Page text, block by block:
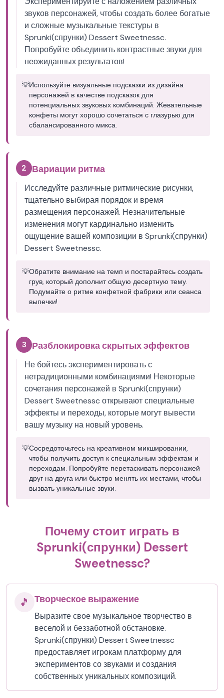
звуков персонажей, чтобы создать более богатые
и сложные музыкальные текстуры в
Sprunki(спрунки) Dessert Sweetnessc.
Попробуйте объединить контрастные звуки для
неожиданных результатов!
💡Используйте визуальные подсказки из дизайна
персонажей в качестве подсказок для
потенциальных звуковых комбинаций. Жевательные
конфеты могут хорошо сочетаться с глазурью для
сбалансированного микса.
2 Вариации ритма
Исследуйте различные ритмические рисунки,
тщательно выбирая порядок и время
размещения персонажей. Незначительные
изменения могут кардинально изменить
ощущение вашей композиции в Sprunki(спрунки)
Dessert Sweetnessc.
💡Обратите внимание на темп и постарайтесь создать
грув, который дополнит общую десертную тему.
Подумайте о ритме конфетной фабрики или сеанса
выпечки!
3 Разблокировка скрытых эффектов
Не бойтесь экспериментировать с
нетрадиционными комбинациями! Некоторые
сочетания персонажей в Sprunki(спрунки)
Dessert Sweetnessc открывают специальные
эффекты и переходы, которые могут вывести
вашу музыку на новый уровень.
💡Сосредоточьтесь на креативном микшировании,
чтобы получить доступ к специальным эффектам и
переходам. Попробуйте перетаскивать персонажей
друг на друга или быстро менять их местами, чтобы
вызвать уникальные звуки.
Почему стоит играть в
Sprunki(спрунки) Dessert
Sweetnessc?
🎵 Творческое выражение
Выразите свое музыкальное творчество в
веселой и беззаботной обстановке.
Sprunki(спрунки) Dessert Sweetnessc
предоставляет игрокам платформу для
экспериментов со звуками и создания
собственных уникальных композиций.